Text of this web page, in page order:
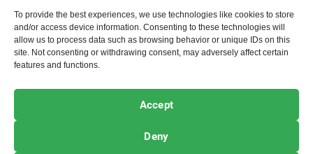
To provide the best experiences, we use technologies like cookies to store
and/or access device information. Consenting to these technologies will
allow us to process data such as browsing behavior or unique IDs on this
site. Not consenting or withdrawing consent, may adversely affect certain
features and functions.
Accept
Deny
minuta?
2 meseca ago Sandra Iršević
Ekologija i održivost